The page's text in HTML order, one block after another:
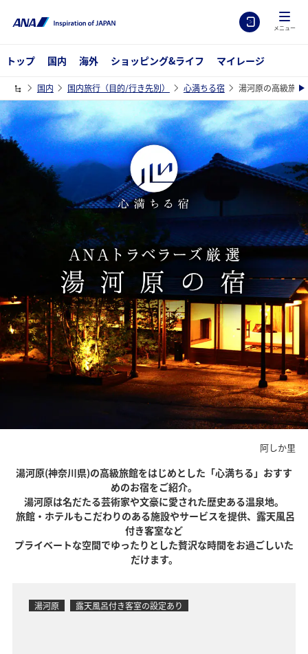
メニュー
トップ 国内 海外 ショッピング&ライフ マイレージ
国内 国内旅行（目的/行き先別） 心満ちる宿 湯河原の高級旅館
阿しか里
湯河原(神奈川県)の高級旅館をはじめとした「心満ちる」おすす
めのお宿をご紹介。
湯河原は名だたる芸術家や文豪に愛された歴史ある温泉地。
旅館・ホテルもこだわりのある施設やサービスを提供、露天風呂
付き客室など
プライベートな空間でゆったりとした贅沢な時間をお過ごしいた
だけます。
湯河原 露天風呂付き客室の設定あり